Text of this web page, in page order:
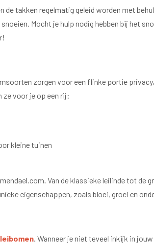
takken regelmatig geleid worden met
Mocht je hulp nodig hebben bij het
zorgen voor een flinke portie
ze voor je op een rij:
kleine tuinen
Van de klassieke leilinde tot de
eigenschappen, zoals bloei, groei en
. Wanneer je niet teveel inkijk in